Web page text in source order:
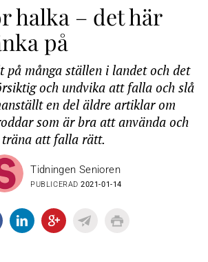
halka – det här
på
på många ställen i landet och det
och undvika att falla och slå
en del äldre artiklar om
som är bra att använda och
att falla rätt.
Tidningen Senioren
PUBLICERAD2021-01-14